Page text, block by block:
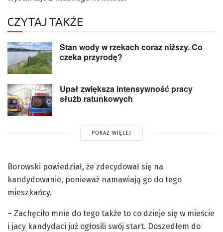
CZYTAJ TAKŻE
Stan wody w rzekach coraz niższy. Co
czeka przyrodę?
Upał zwiększa intensywność pracy
służb ratunkowych
POKAŻ WIĘCEJ
Borowski powiedział, że zdecydował się na
kandydowanie, ponieważ namawiają go do tego
mieszkańcy.
– Zachęciło mnie do tego także to co dzieje się w mieście
i jacy kandydaci już ogłosili swój start. Doszedłem do